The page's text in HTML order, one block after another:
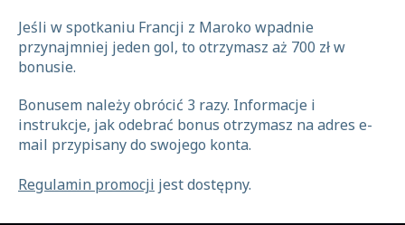
Jeśli w spotkaniu Francji z Maroko wpadnie
przynajmniej jeden gol, to otrzymasz aż 700 zł w
bonusie.
Bonusem należy obrócić 3 razy. Informacje i
instrukcje, jak odebrać bonus otrzymasz na adres e-
mail przypisany do swojego konta.
Regulamin promocji jest dostępny.